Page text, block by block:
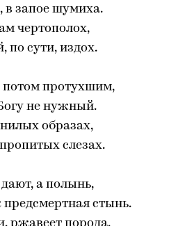
в запое шумиха.
чертополох,
по сути, издох.
потом протухшим,
не нужный.
образах,
слезах.
а полынь,
предсмертная стынь.